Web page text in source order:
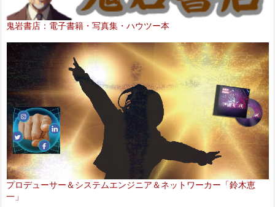
鬼岩書店：電子書籍・写真集・ハウツー本
プロデューサー＆システムエンジニア＆ネットワーカー「鈴木恵
一」